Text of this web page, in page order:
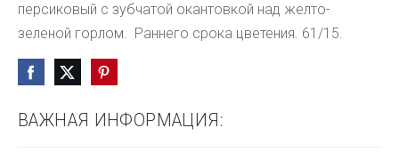
ВАЖНАЯ ИНФОРМАЦИЯ:
персиковый с зубчатой окантовкой над желто-
зеленой горлом. Раннего срока цветения. 61/15.